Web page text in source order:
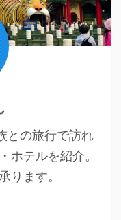
との旅行で訪れ
ホテルを紹介。
ります。